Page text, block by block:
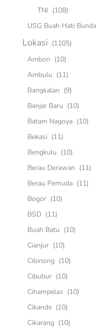
TNI (108)
USG Buah Hati Bunda
Lokasi (1105)
Ambon (10)
Ambulu (11)
Bangkalan (9)
Banjar Baru (10)
Batam Nagoya (10)
Bekasi (11)
Bengkulu (10)
Berau Derawan (11)
Berau Pemuda (11)
Bogor (10)
BSD (11)
Buah Batu (10)
Cianjur (10)
Cibinong (10)
Cibubur (10)
Cihampelas (10)
Cikande (10)
Cikarang (10)